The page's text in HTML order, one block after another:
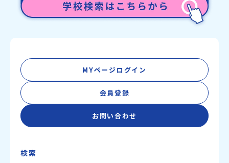
MYページログイン
会員登録
お問い合わせ
検索